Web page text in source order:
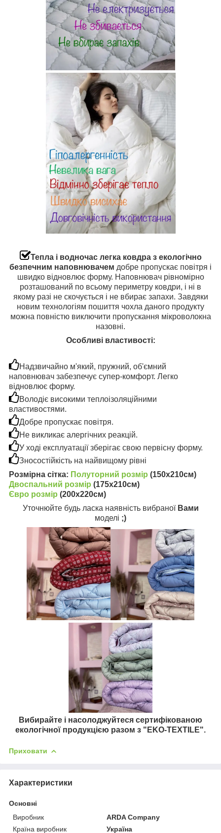
Тепла і водночас легка ковдра з екологічно
безпечним наповнювачем добре пропускає повітря і
швидко відновлює форму. Наповнювач рівномірно
розташований по всьому периметру ковдри, і ні в
якому разі не скочується і не вбирає запахи. Завдяки
новим технологіям пошиття чохла даного продукту
можна повністю виключити пропускання мікроволокна
назовні.
Особливі властивості:
Надзвичайно м'який, пружний, об'ємний
наповнювач забезпечує супер-комфорт. Легко
відновлює форму.
Володіє високими теплоізоляційними
властивостями.
Добре пропускає повітря.
Не викликає алергічних реакцій.
У ході експлуатації зберігає свою первісну форму.
Зносостійкість на найвищому рівні
Розмірна сітка: Полуторний розмір (150х210см)
Двоспальний розмір (175х210см)
Євро розмір (200х220см)
Уточнюйте будь ласка наявність вибраної Вами
моделі ;)
Вибирайте і насолоджуйтеся сертифікованою
екологічної продукцією разом з "EKO-TEXTILE".
Приховати
Характеристики
Основні
Виробник
ARDA Company
Країна виробник
Україна